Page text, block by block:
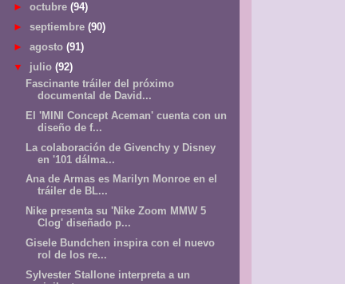
► octubre (94)
► septiembre (90)
► agosto (91)
▼ julio (92)
Fascinante tráiler del próximo
documental de David...
El 'MINI Concept Aceman' cuenta con un
diseño de f...
La colaboración de Givenchy y Disney
en '101 dálma...
Ana de Armas es Marilyn Monroe en el
tráiler de BL...
Nike presenta su 'Nike Zoom MMW 5
Clog' diseñado p...
Gisele Bundchen inspira con el nuevo
rol de los re...
Sylvester Stallone interpreta a un